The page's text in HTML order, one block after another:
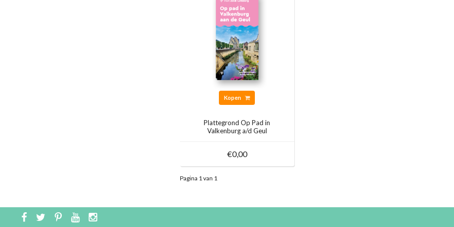
Kopen
Plattegrond Op Pad in
Valkenburg a/d Geul
€0,00
Pagina 1 van 1